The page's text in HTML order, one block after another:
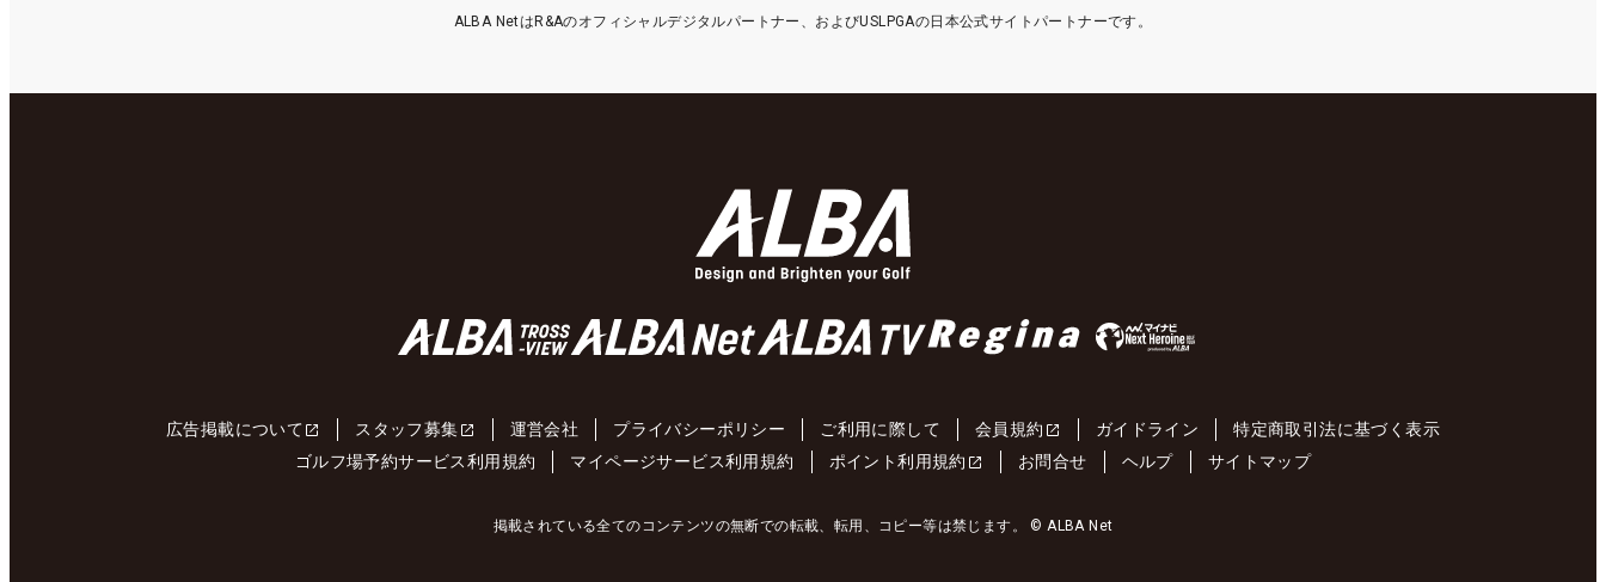
ALBA NetはR&Aのオフィシャルデジタルパートナー、およびUSLPGAの日本公式サイトパートナーです。
広告掲載について スタッフ募集 運営会社 プライバシーポリシー ご利用に際して 会員規約 ガイドライン
特定商取引法に基づく表示
ゴルフ場予約サービス利用規約
マイページサービス利用規約 ポイント利用規約 お問合せ ヘルプ サイトマップ
掲載されている全てのコンテンツの無断での転載、転用、コピー等は禁じます。 © ALBA Net